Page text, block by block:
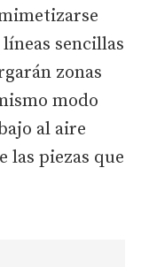
sencillas
zonas
modo
al aire
las piezas que